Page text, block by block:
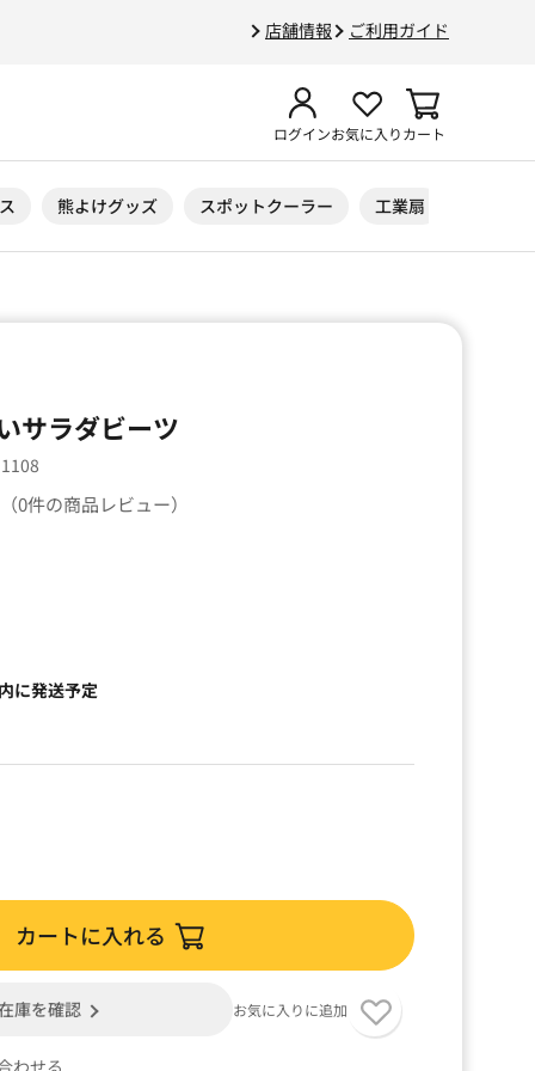
店舗情報 ご利用ガイド
ログインお気に入りカート
熊よけグッズ スポットクーラー 工業扇
サラダビーツ
（0件の商品レビュー）
に発送予定
カートに入れる
庫を確認 お気に入りに追加
わせる